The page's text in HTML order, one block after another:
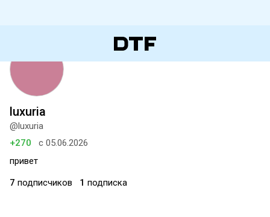
luxuria
@luxuria
+270
с 05.06.2026
привет
7 подписчиков 1 подписка